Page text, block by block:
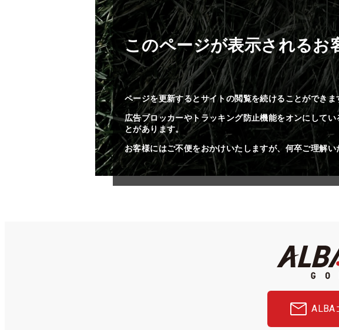
このページが表示されるお
ページを更新するとサイトの閲覧を続けることができま
広告ブロッカーやトラッキング防止機能をオンにして
とがあります。
お客様にはご不便をおかけいたしますが、何卒ご理解い
ALBA